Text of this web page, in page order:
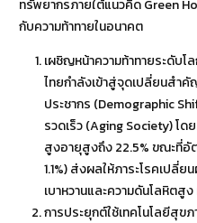
ทรัพยากรภายใต้แนวคิด Green
กับความท้าทายในอนาคต
เผชิญหน้าความท้าทายระดับ
ไทยกำลังเข้าสู่จุดเปลี่ยนสำ
ประชากร (Demographic
รวดเร็ว (Aging Society) โ
สูงอายุสูงถึง 22.5% ขณะที่อั
1.1%) ส่งผลให้ภาระโรคเปลี่
เบาหวานและความดันโลหิตสู
การประยุกต์ใช้เทคโนโลยีสุ